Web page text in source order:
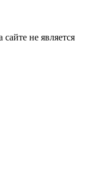
не является